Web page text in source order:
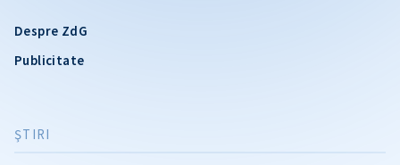
Despre ZdG
Publicitate
ŞTIRI